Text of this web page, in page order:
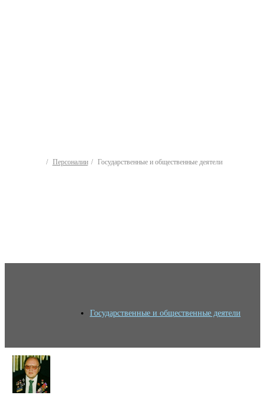
Персоналии Государственные и общественные деятели
Государственные и общественные деятели